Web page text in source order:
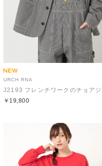
URCH RNA
￥19,800